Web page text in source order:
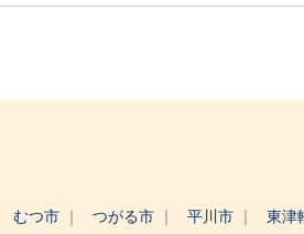
むつ市 つがる市 平川市
東津